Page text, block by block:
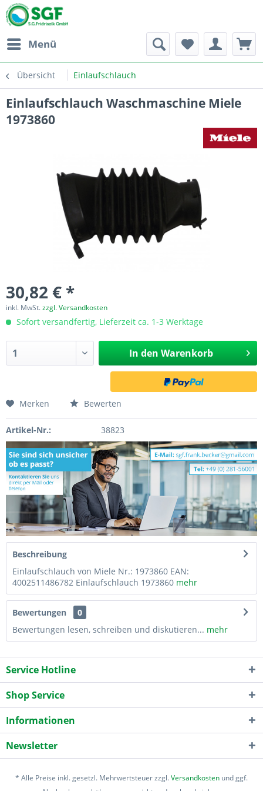
Menü
Übersicht Einlaufschlauch
Einlaufschlauch Waschmaschine Miele
1973860
30,82 € *
inkl. MwSt.zzgl. Versandkosten
Sofort versandfertig, Lieferzeit ca. 1-3 Werktage
In den Warenkorb
Merken Bewerten
Artikel-Nr.: 38823
Beschreibung
Einlaufschlauch von Miele Nr.: 1973860 EAN:
4002511486782 Einlaufschlauch 1973860 mehr
Bewertungen
0
Bewertungen lesen, schreiben und diskutieren... mehr
Service Hotline
Shop Service
Informationen
Newsletter
* Alle Preise inkl. gesetzl. Mehrwertsteuer zzgl.Versandkosten und ggf.